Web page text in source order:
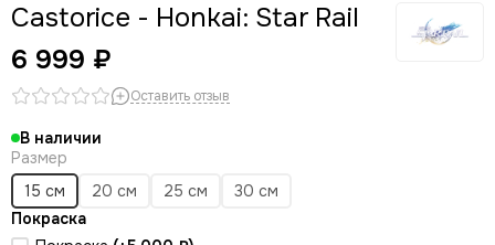
Castorice - Honkai: Star Rail
6 999 ₽
Оставить отзыв
В наличии
Размер
15 см
20 см 25 см
30 см
Покраска